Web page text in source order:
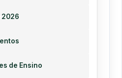
2026
de Ensino